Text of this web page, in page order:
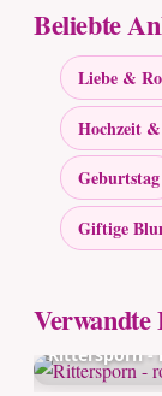
Beliebte
Liebe &
Hochzeit
Geburtstag
Giftige
Verwandte
Rittersporn -